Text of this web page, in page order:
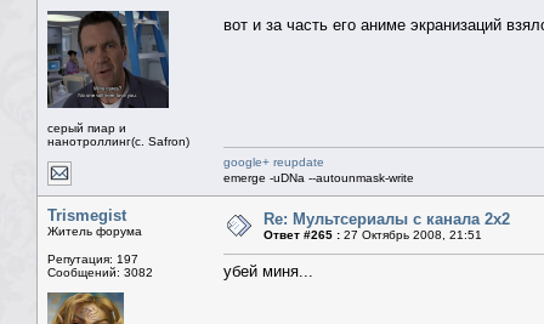
серый пиар и
нанотроллинг(с. Safron)
вот и за часть его аниме экранизаций
google+ reupdate
emerge -uDNa --autounmask-write
Trismegist
Житель форума
Репутация: 197
Сообщений: 3082
Re: Мультсериалы с канала 2х2
Ответ #265 : 27 Октябрь 2008, 21:51
убей миня...